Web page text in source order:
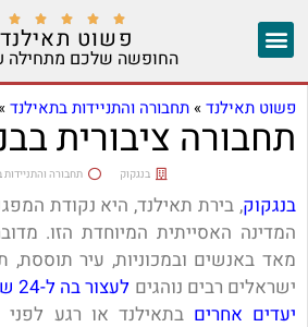





פשוט תאילנד
החופשה שלכם מתחילה
פשוט תאילנד» תחבורה והתניידות בתאילנד»
תחבורה ציבורית
בנגקוק תחבורה והתניידות
בנגקוק, בירת תאילנד, היא נקודת
המדינה האסייתית המיוחדת הזו.
מאד באנשים ובמכוניות, עיר תוססת,
ישראלים רבים נוהגים לעצור בה ל-24 שעות
יעדים אחרים בתאילנד או רגע